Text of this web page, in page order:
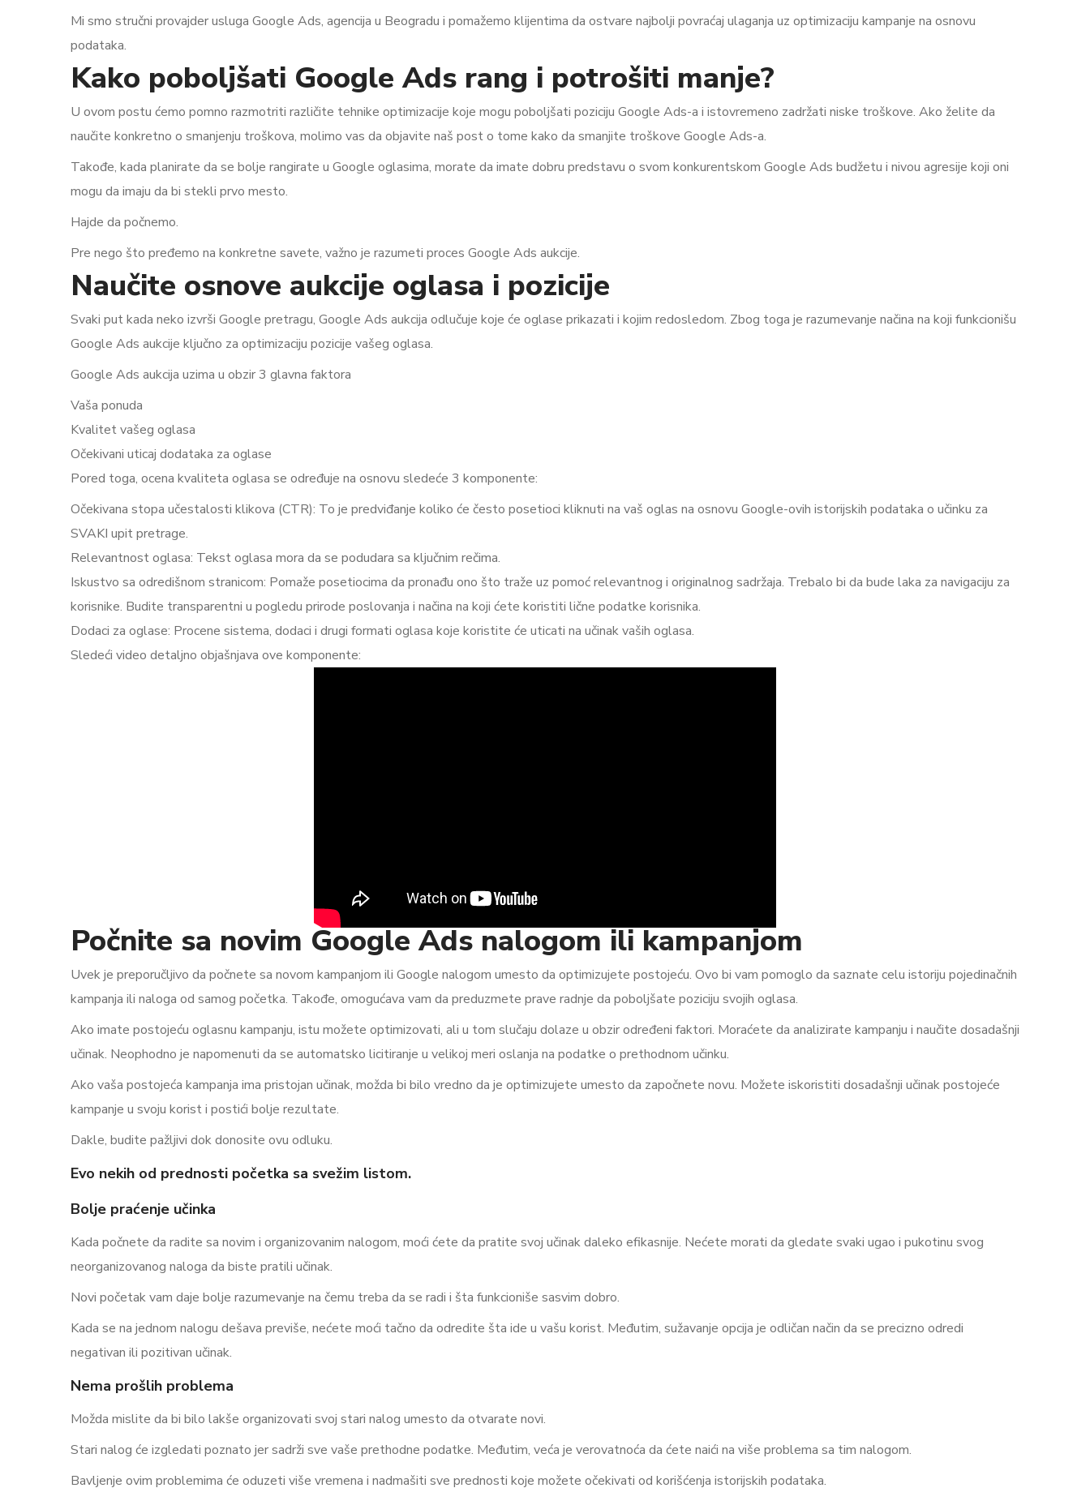
Mi smo stručni provajder usluga Google Ads, agencija u Beogradu i pomažemo klijentima da ostvare najbolji povraćaj ulaganja uz optimizaciju kampanje na osnovu
podataka.
Kako poboljšati Google Ads rang i potrošiti manje?
U ovom postu ćemo pomno razmotriti različite tehnike optimizacije koje mogu poboljšati poziciju Google Ads-a i istovremeno zadržati niske troškove. Ako želite da
naučite konkretno o smanjenju troškova, molimo vas da objavite naš post o tome kako da smanjite troškove Google Ads-a.
Takođe, kada planirate da se bolje rangirate u Google oglasima, morate da imate dobru predstavu o svom konkurentskom Google Ads budžetu i nivou agresije koji oni
mogu da imaju da bi stekli prvo mesto.
Hajde da počnemo.
Pre nego što pređemo na konkretne savete, važno je razumeti proces Google Ads aukcije.
Naučite osnove aukcije oglasa i pozicije
Svaki put kada neko izvrši Google pretragu, Google Ads aukcija odlučuje koje će oglase prikazati i kojim redosledom. Zbog toga je razumevanje načina na koji funkcionišu
Google Ads aukcije ključno za optimizaciju pozicije vašeg oglasa.
Google Ads aukcija uzima u obzir 3 glavna faktora
Vaša ponuda
Kvalitet vašeg oglasa
Očekivani uticaj dodataka za oglase
Pored toga, ocena kvaliteta oglasa se određuje na osnovu sledeće 3 komponente:
Očekivana stopa učestalosti klikova (CTR): To je predviđanje koliko će često posetioci kliknuti na vaš oglas na osnovu Google-ovih istorijskih podataka o učinku za
SVAKI upit pretrage.
Relevantnost oglasa: Tekst oglasa mora da se podudara sa ključnim rečima.
Iskustvo sa odredišnom stranicom: Pomaže posetiocima da pronađu ono što traže uz pomoć relevantnog i originalnog sadržaja. Trebalo bi da bude laka za navigaciju za
korisnike. Budite transparentni u pogledu prirode poslovanja i načina na koji ćete koristiti lične podatke korisnika.
Dodaci za oglase: Procene sistema, dodaci i drugi formati oglasa koje koristite će uticati na učinak vaših oglasa.
Sledeći video detaljno objašnjava ove komponente:
Počnite sa novim Google Ads nalogom ili kampanjom
Uvek je preporučljivo da počnete sa novom kampanjom ili Google nalogom umesto da optimizujete postojeću. Ovo bi vam pomoglo da saznate celu istoriju pojedinačnih
kampanja ili naloga od samog početka. Takođe, omogućava vam da preduzmete prave radnje da poboljšate poziciju svojih oglasa.
Ako imate postojeću oglasnu kampanju, istu možete optimizovati, ali u tom slučaju dolaze u obzir određeni faktori. Moraćete da analizirate kampanju i naučite dosadašnji
učinak. Neophodno je napomenuti da se automatsko licitiranje u velikoj meri oslanja na podatke o prethodnom učinku.
Ako vaša postojeća kampanja ima pristojan učinak, možda bi bilo vredno da je optimizujete umesto da započnete novu. Možete iskoristiti dosadašnji učinak postojeće
kampanje u svoju korist i postići bolje rezultate.
Dakle, budite pažljivi dok donosite ovu odluku.
Evo nekih od prednosti početka sa svežim listom.
Bolje praćenje učinka
Kada počnete da radite sa novim i organizovanim nalogom, moći ćete da pratite svoj učinak daleko efikasnije. Nećete morati da gledate svaki ugao i pukotinu svog
neorganizovanog naloga da biste pratili učinak.
Novi početak vam daje bolje razumevanje na čemu treba da se radi i šta funkcioniše sasvim dobro.
Kada se na jednom nalogu dešava previše, nećete moći tačno da odredite šta ide u vašu korist. Međutim, sužavanje opcija je odličan način da se precizno odredi
negativan ili pozitivan učinak.
Nema prošlih problema
Možda mislite da bi bilo lakše organizovati svoj stari nalog umesto da otvarate novi.
Stari nalog će izgledati poznato jer sadrži sve vaše prethodne podatke. Međutim, veća je verovatnoća da ćete naići na više problema sa tim nalogom.
Bavljenje ovim problemima će oduzeti više vremena i nadmašiti sve prednosti koje možete očekivati od korišćenja istorijskih podataka.